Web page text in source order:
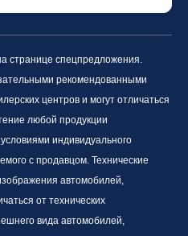
странице спецпредложения.
рекомендованными
центров и могут отличаться
любой продукции
индивидуального
с продавцом. Технические
автомобилей,
от технических
вида автомобилей,